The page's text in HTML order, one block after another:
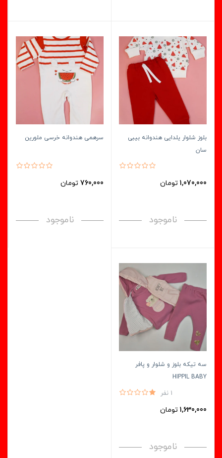
بلوز شلوار یلدایی هندوانه بیبی
سان
1,070,000 تومان
ناموجود
سرهمی هندوانه خرسی ملورین
760,000 تومان
ناموجود
سه تیکه بلوز و شلوار و پافر
HIPPIL BABY
1 نفر
1,630,000 تومان
ناموجود